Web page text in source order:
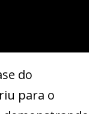
do
para o